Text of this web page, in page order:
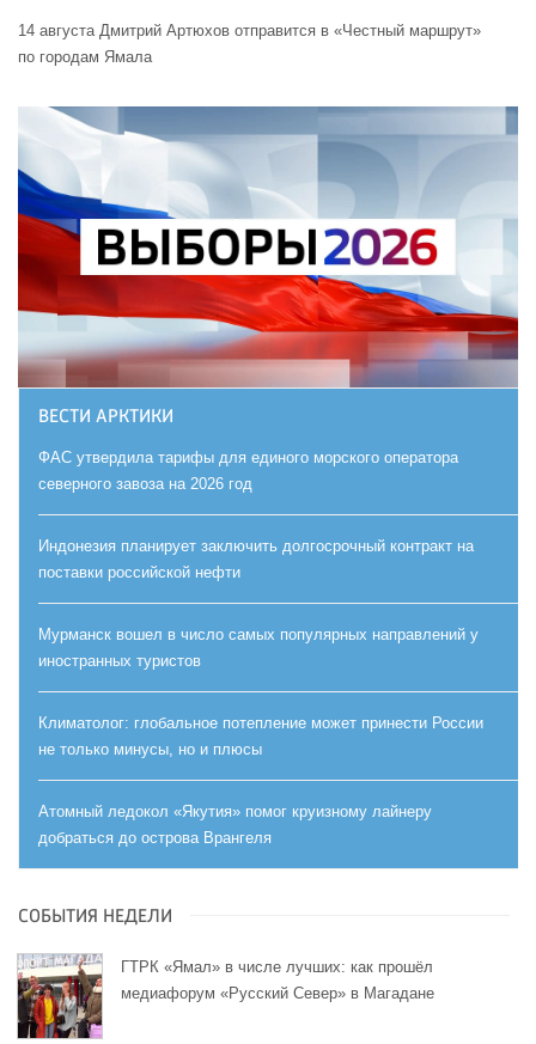
14 августа Дмитрий Артюхов отправится в «Честный маршрут»
по городам Ямала
ВЕСТИ АРКТИКИ
ФАС утвердила тарифы для единого морского оператора
северного завоза на 2026 год
Индонезия планирует заключить долгосрочный контракт на
поставки российской нефти
Мурманск вошел в число самых популярных направлений у
иностранных туристов
Климатолог: глобальное потепление может принести России
не только минусы, но и плюсы
Атомный ледокол «Якутия» помог круизному лайнеру
добраться до острова Врангеля
СОБЫТИЯ НЕДЕЛИ
ГТРК «Ямал» в числе лучших: как прошёл
медиафорум «Русский Север» в Магадане